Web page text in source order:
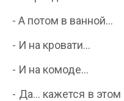
- А потом в ванной...
- И на кровати...
- И на комоде...
- Да... кажется в